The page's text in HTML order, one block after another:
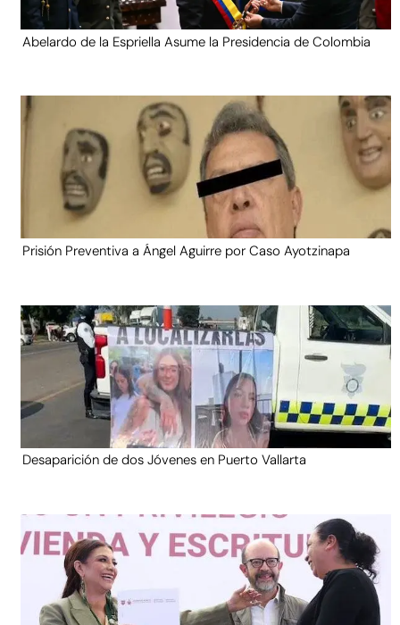
Abelardo de la Espriella Asume la Presidencia de Colombia
Prisión Preventiva a Ángel Aguirre por Caso Ayotzinapa
Desaparición de dos Jóvenes en Puerto Vallarta